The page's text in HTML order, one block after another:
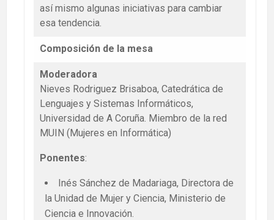
así mismo algunas iniciativas para cambiar
esa tendencia.
Composición de la mesa
Moderadora
Nieves Rodriguez Brisaboa, Catedrática de
Lenguajes y Sistemas Informáticos,
Universidad de A Coruña. Miembro de la red
MUIN (Mujeres en Informática)
Ponentes:
Inés Sánchez de Madariaga, Directora de
la Unidad de Mujer y Ciencia, Ministerio de
Ciencia e Innovación.